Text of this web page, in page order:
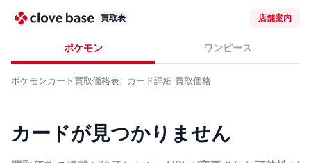
買取表 店舗案内
ポケモン ワンピース
ポケモンカード買取価格表 カード詳細 買取価格
カードが見つかりません